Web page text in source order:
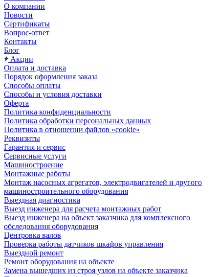
О компании
Новости
Сертификаты
Вопрос-ответ
Контакты
Блог
Акции
Оплата и доставка
Порядок оформления заказа
Способы оплаты
Способы и условия доставки
Оферта
Политика конфиденциальности
Политика обработки персональных данных
Политика в отношении файлов «cookie»
Реквизиты
Гарантия и сервис
Сервисные услуги
Машиностроение
Монтажные работы
Монтаж насосных агрегатов, электродвигателей и другого
машиностроительного оборудования
Выездная диагностика
Выезд инженера для расчета монтажных работ
Выезд инженера на объект заказчика для комплексного
обследования оборудования
Центровка валов
Проверка работы датчиков шкафов управления
Выездной ремонт
Ремонт оборудования на объекте
Замена вышедших из строя узлов на объекте заказчика